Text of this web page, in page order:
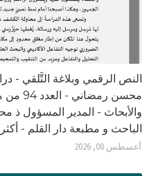
النص الرقمي وبلاغة التَّلقي -
محسن
والأبحاث - المدير المسؤول
الباحث و مطبعة دار القلم - أكثر من 64
أغسطس 08, 2026